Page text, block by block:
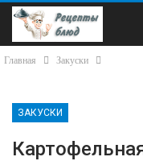
Главная Закуски
ЗАКУСКИ